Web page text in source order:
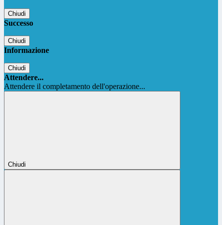
Chiudi
Successo
Chiudi
Informazione
Chiudi
Attendere...
Attendere il completamento dell'operazione...
Chiudi